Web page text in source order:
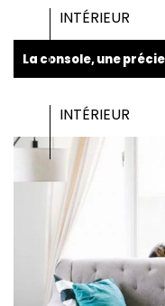
INTÉRIEUR
La console, une
INTÉRIEUR